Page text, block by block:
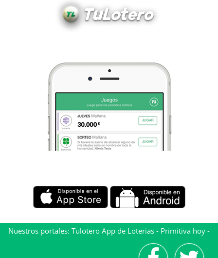
Nuestros portales: Tulotero App de Loterias - Primitiva hoy -